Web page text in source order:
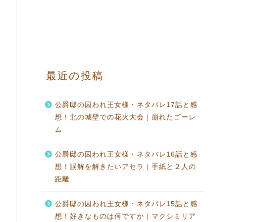
最近の投稿
公爵邸の囚われ王女様・ネタバレ17話と感
想！北の城壁での花火大会｜崩れたゴーレ
ム
公爵邸の囚われ王女様・ネタバレ16話と感
想！誤解を解きたいアセラ｜手紙と２人の
距離
公爵邸の囚われ王女様・ネタバレ15話と感
想！好きなものは何ですか｜マクシミリア